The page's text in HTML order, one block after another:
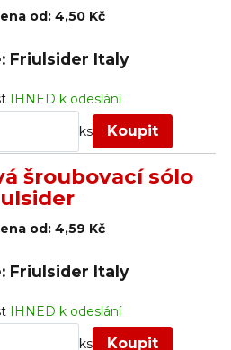
od:4,50 Kč
Friulsider Italy
IHNED k odeslání
ks Koupit
šroubovací sólo
od:4,59 Kč
Friulsider Italy
IHNED k odeslání
ks Koupit